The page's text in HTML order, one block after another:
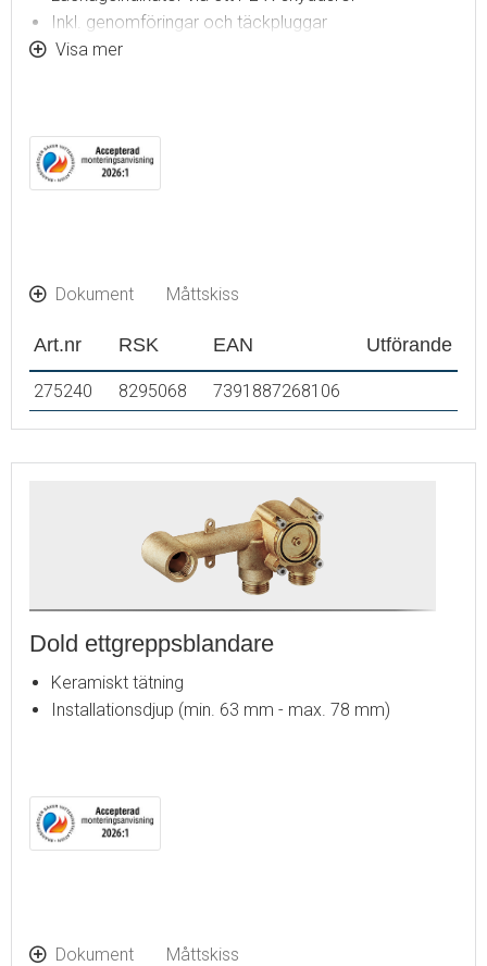
Inkl. genomföringar och täckpluggar
Rostfritt stål
Visa mer
Dokument Måttskiss
Art.nr RSK EAN Utförande
275240 8295068 7391887268106
Dold ettgreppsblandare
Keramiskt tätning
Installationsdjup (min. 63 mm - max. 78 mm)
Dokument Måttskiss